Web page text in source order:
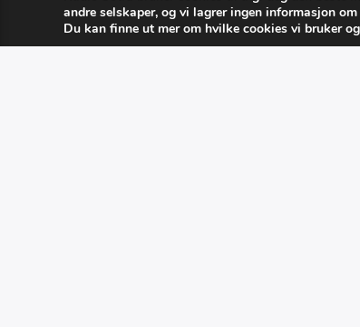
PAGES 1 2
andre selskaper, og vi lagrer ingen informasjon om
Du kan finne ut mer om hvilke cookies vi bruker